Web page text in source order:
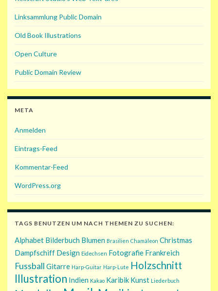
Linksammlung Public Domain
Old Book Illustrations
Open Culture
Public Domain Review
META
Anmelden
Eintrags-Feed
Kommentar-Feed
WordPress.org
TAGS BENUTZEN UM NACH THEMEN ZU SUCHEN:
Alphabet Bilderbuch Blumen Brasilien Chamäleon Christmas
Dampfschiff Design Eidechsen Fotografie Frankreich
Fussball Gitarre Harp-Guitar Harp-Lute Holzschnitt
Illustration Indien Kakao Karibik Kunst Liederbuch